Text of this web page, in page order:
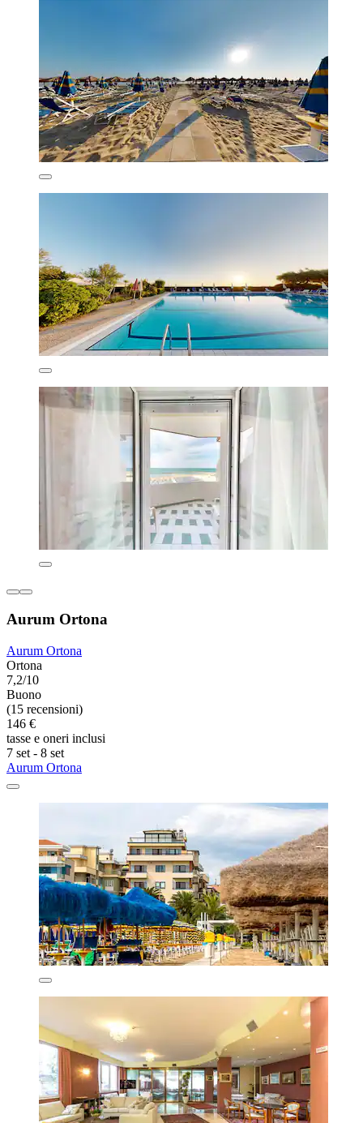
Aurum Ortona
Aurum Ortona
Ortona
7,2/10
Buono
(15 recensioni)
146 €
tasse e oneri inclusi
7 set - 8 set
Aurum Ortona